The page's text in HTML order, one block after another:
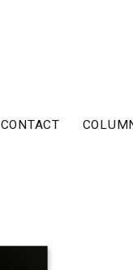
CONTACT